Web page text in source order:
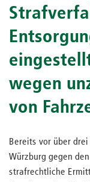
wegen
von
Bereits vor über
Würzburg gegen
strafrechtliche